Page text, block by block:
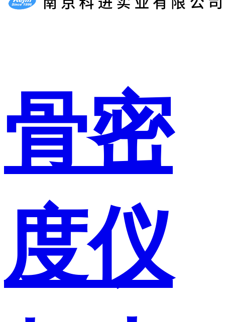
骨密
度仪